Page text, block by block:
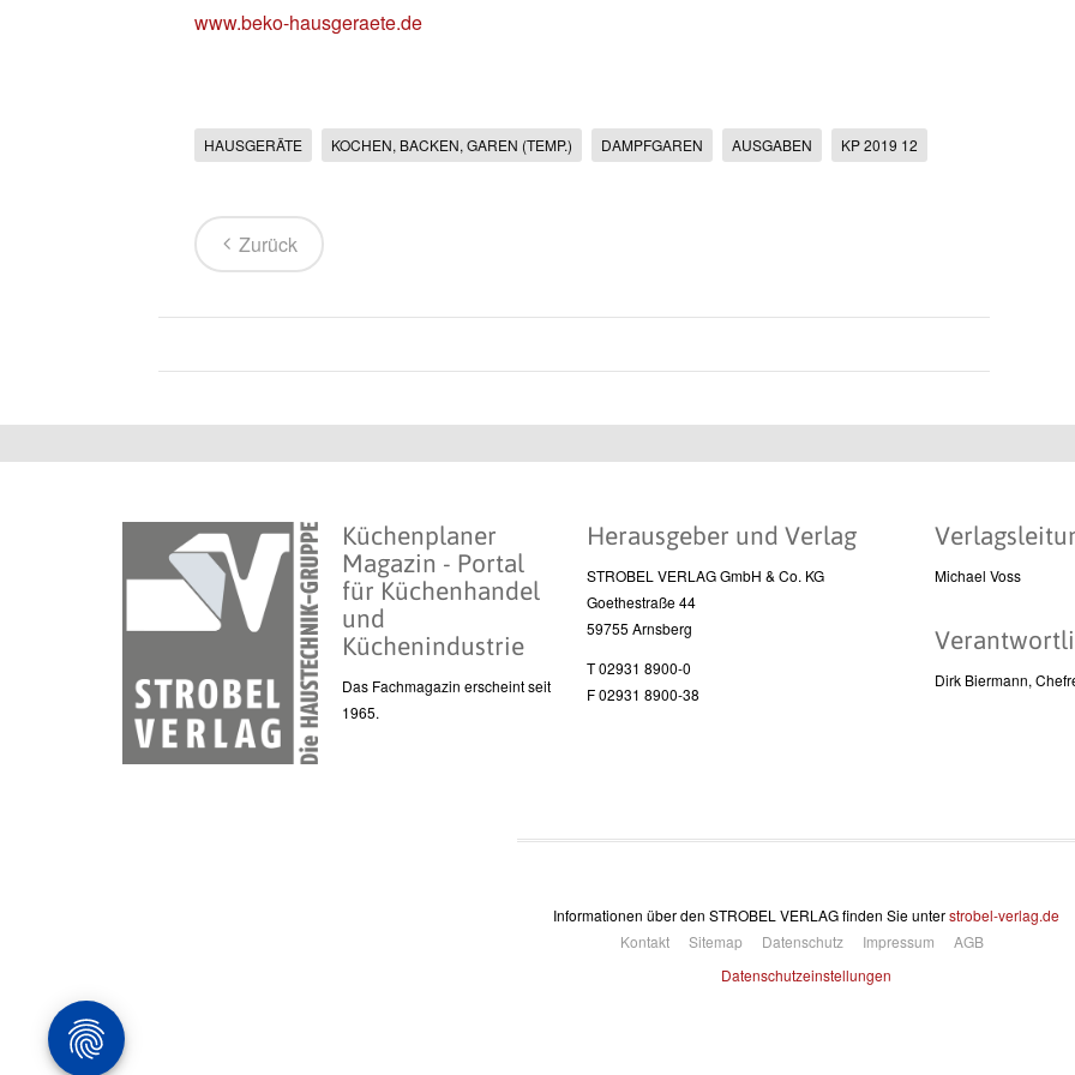
www.beko-hausgeraete.de
HAUSGERÄTE KOCHEN, BACKEN, GAREN (TEMP.) DAMPFGAREN AUSGABEN KP 2019 12
Zurück
Küchenplaner
Magazin - Portal
für Küchenhandel
und
Küchenindustrie
Das Fachmagazin erscheint seit
1965.
Herausgeber und Verlag
STROBEL VERLAG GmbH & Co. KG
Goethestraße 44
59755 Arnsberg
T 02931 8900-0
F 02931 8900-38
Michael Voss
Dirk Biermann,
Informationen über den STROBEL VERLAG finden Sie unterstrobel-verlag.de
Kontakt
Sitemap Datenschutz Impressum
AGB
Datenschutzeinstellungen